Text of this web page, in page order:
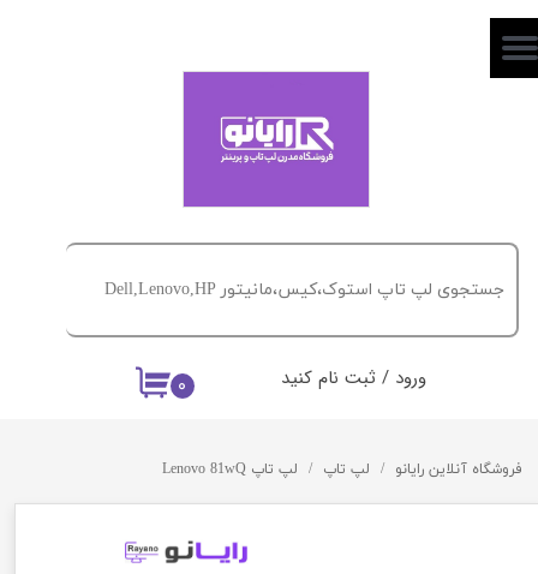
۰ ورود / ثبت نام کنید
حساب کاربری من
خروج از حساب کاربری
فروشگاه آنلاین رایانو لپ تاپ لپ تاپ Lenovo 81wQ